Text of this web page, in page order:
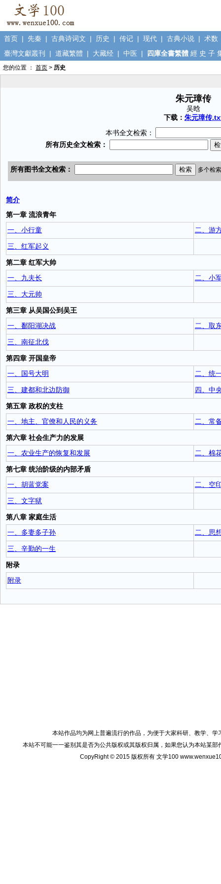
首页 | 先秦 | 古典诗词文 | 历史 | 传记 | 现代 | 古典小说 | 术数
臺灣文獻叢刊
| 道藏繁體 | 大藏经 | 中医 | 四庫全書繁體 經 史 子
您的位置 ： 首页 > 历史
朱元璋传
吴晗
下载： 朱元璋传
本书全文检索：
简介
第一章 流浪青年
一、小行童
二、游
三、红军起义
第二章 红军大帅
一、九夫长
二、小
三、大元帅
第三章 从吴国公到吴王
一、鄱阳湖决战
二、取
三、南征北伐
第四章 开国皇帝
一、国号大明
二、统
三、建都和北边防御 四、中
第五章 政权的支柱
一、地主、官僚和人民的义务
二、常
第六章 社会生产力的发展
一、农业生产的恢复和发展
二、棉
第七章 统治阶级的内部矛盾
一、胡蓝党案
二、空
三、文字狱
第八章 家庭生活
一、多妻多子孙
二、思
三、辛勤的一生
附录
附录
本站作品均为网上普遍流行的作品，为便于大家科研、教学、
本站不可能一一鉴别其是否为公共版权或其版权归属，如果您认为本站某
CopyRight © 2015 版权所有 文学100